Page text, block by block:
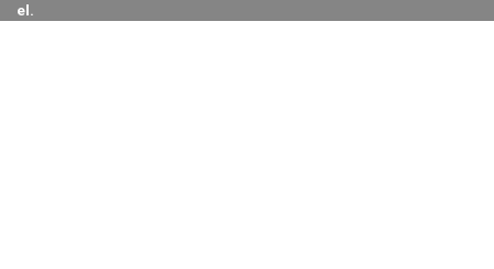
el.